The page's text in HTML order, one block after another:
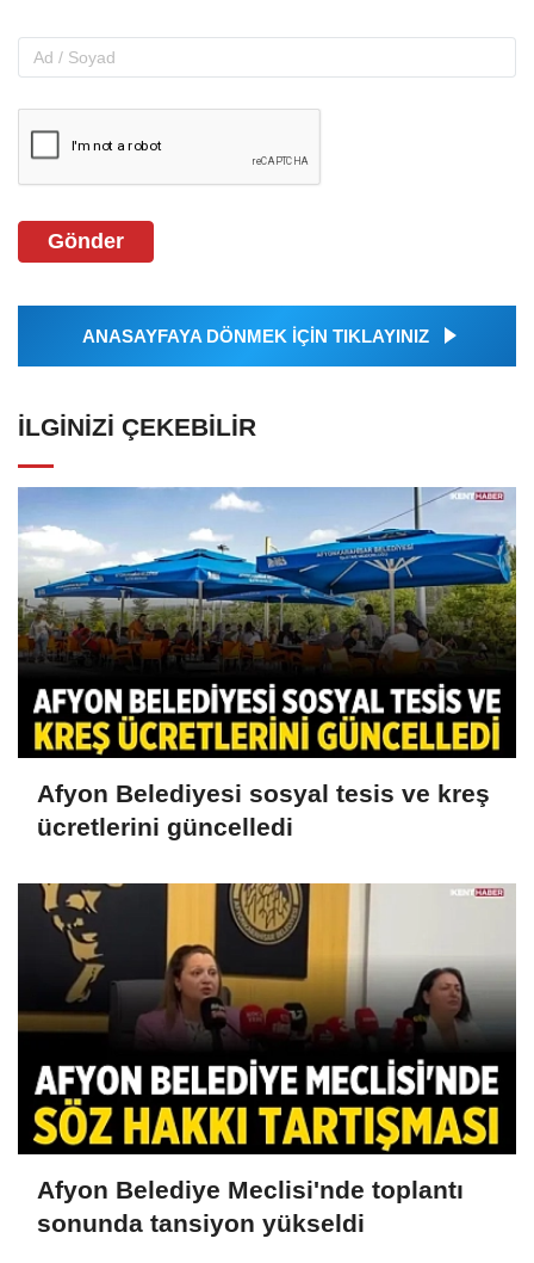
Gönder
ANASAYFAYA DÖNMEK İÇİN TIKLAYINIZ
İLGINIZI ÇEKEBILIR
Afyon Belediyesi sosyal tesis ve kreş
ücretlerini güncelledi
Afyon Belediye Meclisi'nde toplantı
sonunda tansiyon yükseldi